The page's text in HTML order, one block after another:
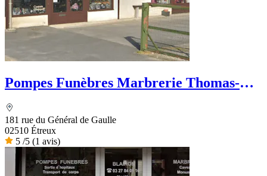
Pompes Funèbres Marbrerie Thomas-
181 rue du Général de Gaulle
02510 Étreux
5 /5 (1 avis)